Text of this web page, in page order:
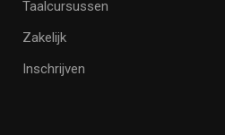
Taalcursussen
Zakelijk
Inschrijven